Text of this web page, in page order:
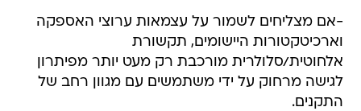
-אם מצליחים לשמור על עצמאות ערוצי האספקה
וארכיטקטורות היישומים, תקשורת
אלחוטית/סלולרית מורכבת רק מעט יותר מפיתרון
לגישה מרחוק על ידי משתמשים עם מגוון רחב של
התקנים.